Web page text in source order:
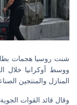
شنت روسيا هجمات
ووسط أوكرانيا خلال
المنازل والمنتجين
وقال قائد القوات